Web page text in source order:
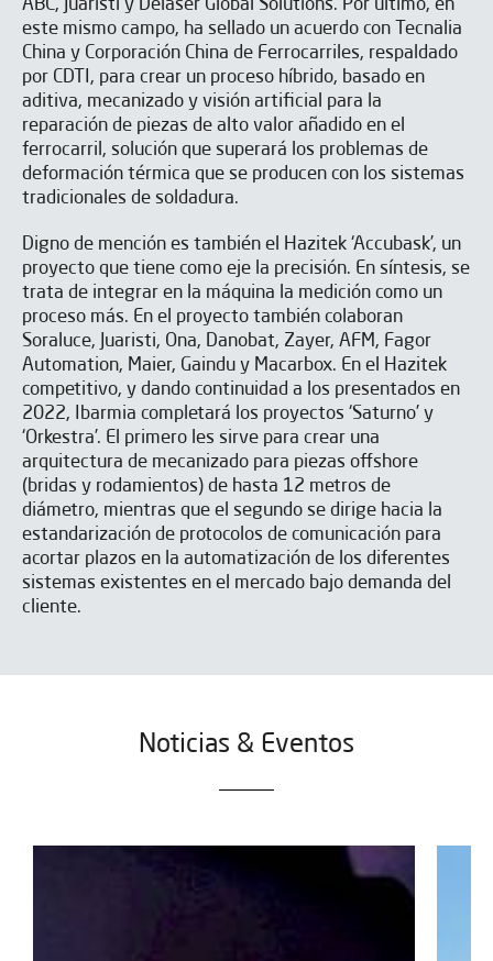
ABC, Juaristi y Dela­ser Global Solutions. Por último, en
este mis­mo campo, ha sellado un acuerdo con Tecnalia
China y Corporación China de Fe­rrocarriles, respaldado
por CDTI, para crear un proce­so híbrido, basado en
aditi­va, mecanizado y visión ar­tificial para la
reparación de piezas de alto valor aña­dido en el
ferrocarril, solución que superará los pro­blemas de
deformación tér­mica que se producen con los sistemas
tradicionales de soldadura.
Digno de mención es también el Hazitek ‘Accubask’, un
proyecto que tiene como eje la precisión. En síntesis, se
trata de integrar en la máquina la medición como un
proceso más. En el proyecto también colaboran
Soraluce, Juaristi, Ona, Da­nobat, Zayer, AFM, Fagor
Automation, Maier, Gaindu y Macarbox. En el Hazitek
competiti­vo, y dando continuidad a los presentados en
2022, Ibarmia completará los proyectos ‘Saturno’ y
‘Orkestra’. El primero les sirve para crear una
arquitectura de mecanizado para piezas offshore
(bridas y rodamientos) de hasta 12 metros de
diámetro, mientras que el segundo se dirige hacia la
estandarización de protocolos de comunicación para
acortar plazos en la automatización de los diferentes
siste­mas existentes en el mercado bajo de­manda del
cliente.
Noticias & Eventos